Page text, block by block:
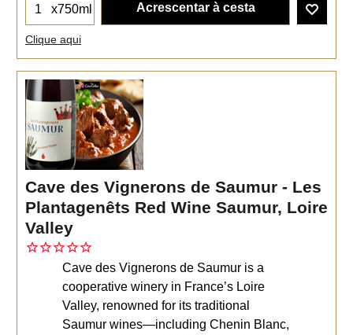
x750ml Acrescentar à cesta
Clique aqui
Cave des Vignerons de Saumur - Les
Plantagenêts Red Wine Saumur, Loire
Valley
Cave des Vignerons de Saumur is a
cooperative winery in France’s Loire
Valley, renowned for its traditional
Saumur wines—including Chenin Blanc,